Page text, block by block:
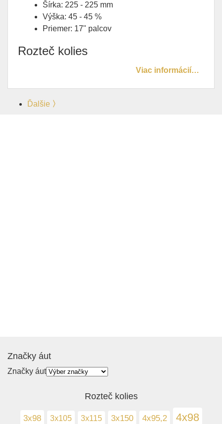
Šírka: 225 - 225 mm
Výška: 45 - 45 %
Priemer: 17" palcov
Rozteč kolies
Viac informácií…
Ďalšie 〉
Značky áut
Značky áut
Rozteč kolies
3x98 3x105 3x115 3x150 4x95,2 4x98